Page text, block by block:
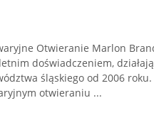
Otwieranie Marlon
doświadczeniem,
śląskiego od 2006
otwieraniu ...